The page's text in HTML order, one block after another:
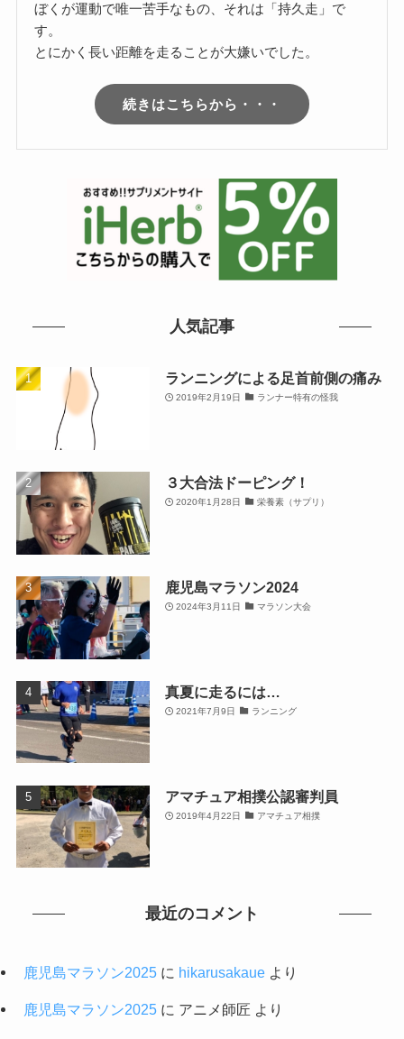
ぼくが運動で唯一苦手なもの、それは「持久走」で
す。
とにかく長い距離を走ることが大嫌いでした。
続きはこちらから・・・
人気記事
ランニングによる足首前側の痛み
2019年2月19日 ランナー特有の怪我
３大合法ドーピング！
2020年1月28日 栄養素（サプリ）
鹿児島マラソン2024
2024年3月11日 マラソン大会
真夏に走るには…
2021年7月9日 ランニング
アマチュア相撲公認審判員
2019年4月22日 アマチュア相撲
最近のコメント
鹿児島マラソン2025に hikarusakaueより
鹿児島マラソン2025に アニメ師匠 より